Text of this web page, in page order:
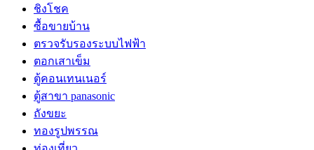
ชิงโชค
ซื้อขายบ้าน
ตรวจรับรองระบบไฟฟ้า
ตอกเสาเข็ม
ตู้คอนเทนเนอร์
ตู้สาขา panasonic
ถังขยะ
ทองรูปพรรณ